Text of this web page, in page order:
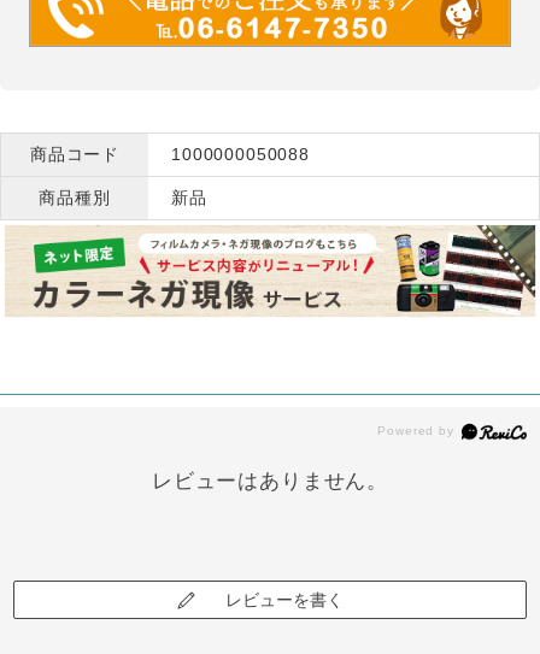
商品コード 1000000050088
商品種別 新品
レビューはありません。
レビューを書く